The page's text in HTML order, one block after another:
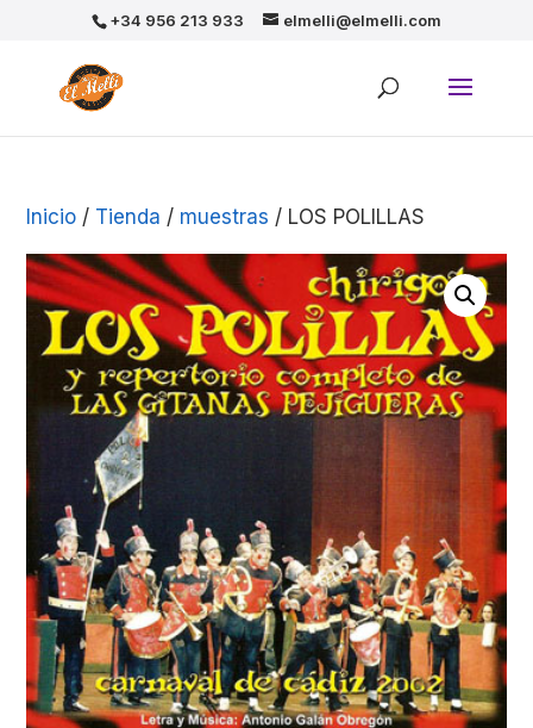
+34 956 213 933 elmelli@elmelli.com
Inicio / Tienda / muestras / LOS POLILLAS